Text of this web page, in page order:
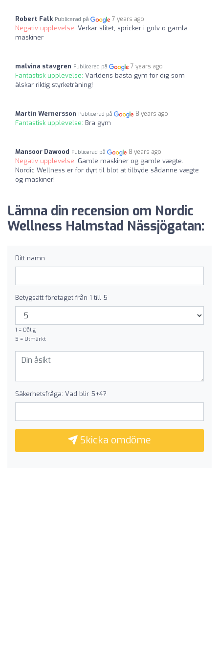
Robert Falk Publicerad på 7 years ago
Negativ upplevelse: Verkar slitet, spricker i golv o gamla
maskiner
malvina stavgren Publicerad på 7 years ago
Fantastisk upplevelse: Världens bästa gym för dig som
älskar riktig styrketräning!
Martin Wernersson Publicerad på 8 years ago
Fantastisk upplevelse: Bra gym
Mansoor Dawood Publicerad på 8 years ago
Negativ upplevelse: Gamle maskiner og gamle vægte.
Nordic Wellness er for dyrt til blot at tilbyde sådanne vægte
og maskiner!
Lämna din recension om Nordic
Wellness Halmstad Nässjögatan:
Ditt namn
Betygsätt företaget från 1 till 5
1 = Dålig
5 = Utmärkt
Säkerhetsfråga: Vad blir 5+4?
Skicka omdöme